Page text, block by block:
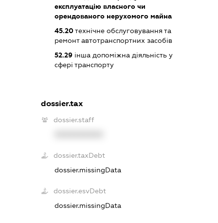
експлуатацію власного чи
орендованого нерухомого майна
45.20технічне обслуговування та
ремонт автотранспортних засобів
52.29 інша допоміжна діяльність у
сфері транспорту
dossier.tax
dossier.staff
dossier.taxDebt
dossier.missingData
dossier.esvDebt
dossier.missingData